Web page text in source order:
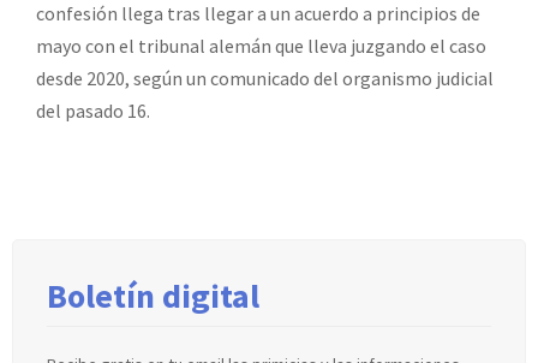
confesión llega tras llegar a un acuerdo a principios de
mayo con el tribunal alemán que lleva juzgando el caso
desde 2020, según un comunicado del organismo judicial
del pasado 16.
Boletín digital